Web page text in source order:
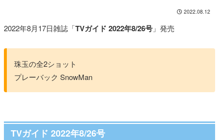
2022.08.12
2022年8月17日雑誌「TVガイド 2022年8/26号 」発売
珠玉の全2ショット
プレーバック SnowMan
TVガイド 2022年8/26号